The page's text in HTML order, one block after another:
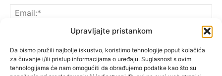
Upravljajte pristankom
Da bismo pružili najbolje iskustvo, koristimo tehnologije poput kolačića
za čuvanje i/ili pristup informacijama o uređaju. Suglasnost s ovim
tehnologijama će nam omogućiti da obrađujemo podatke kao što su
Spremite moje ime, e-poštu i web-lokaciju u ovom